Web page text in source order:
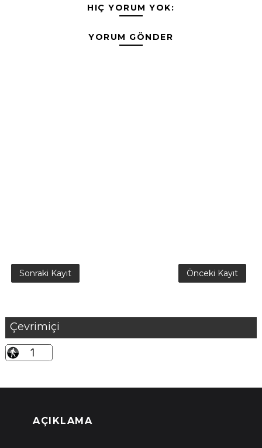
HIÇ YORUM YOK:
YORUM GÖNDER
Sonraki Kayıt Önceki Kayıt
Çevrimiçi
AÇIKLAMA